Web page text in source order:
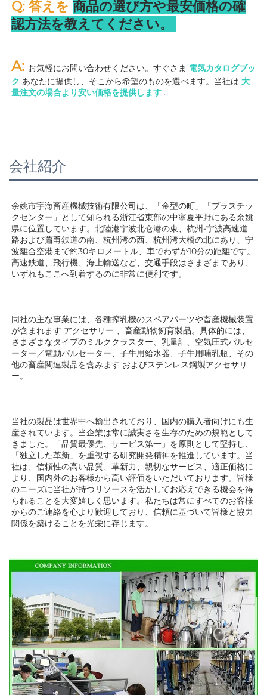
Q: 答えを 商品の選び方や最安価格の確
認方法を教えてください。
A: お気軽にお問い合わせください。すぐさま 電気カタログブッ
ク あなたに提供し、そこから希望のものを選べます。当社は 大
量注文の場合より安い価格を提供します .
会社紹介
余姚市宇海畜産機械技術有限公司は、「金型の町」「プラスチッ
クセンター」として知られる浙江省東部の中寧夏平野にある余姚
県に位置しています。北陸港宁波北仑港の東、杭州-宁波高速道
路および蕭甬鉄道の南、杭州湾の西、杭州湾大橋の北にあり、宁
波離合空港まで約30キロメートル、車でわずか10分の距離です。
高速鉄道、飛行機、海上輸送など、交通手段はさまざまであり、
いずれもここへ到着するのに非常に便利です。
同社の主な事業には、各種搾乳機のスペアパーツや畜産機械装置
が含まれます アクセサリー 、畜産動物飼育製品。具体的には、
さまざまなタイプのミルククラスター、乳量計、空気圧式パルセ
ーター／電動パルセーター、子牛用給水器、子牛用哺乳瓶、その
他の畜産関連製品を含みます およびステンレス鋼製アクセサリ
ー。
当社の製品は世界中へ輸出されており、国内の購入者向けにも生
産されています。当企業は常に誠実さを生存のための規範として
きました。「品質最優先、サービス第一」を原則として堅持し、
「独立した革新」を重視する研究開発精神を推進しています。当
社は、信頼性の高い品質、革新力、親切なサービス、適正価格に
より、国内外のお客様から高い評価をいただいております。皆様
のニーズに当社が持つリソースを活かしてお応えできる機会を得
られることを大変嬉しく思います。私たちは常にすべてのお客様
からのご連絡を心より歓迎しており、信頼に基づいて皆様と協力
関係を築けることを光栄に存じます。